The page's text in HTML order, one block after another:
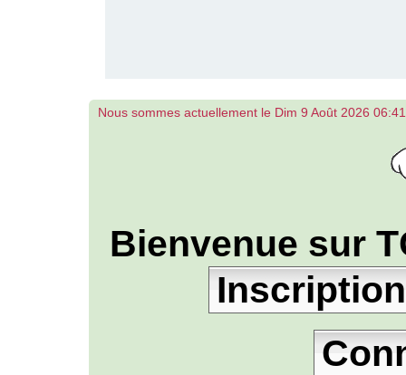
Nous sommes actuellement le Dim 9 Août 2026 06:41
Bienvenue sur
Inscription